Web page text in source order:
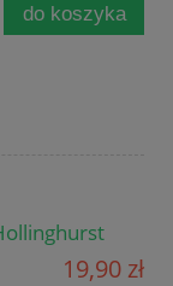
do koszyka
19,90 zł